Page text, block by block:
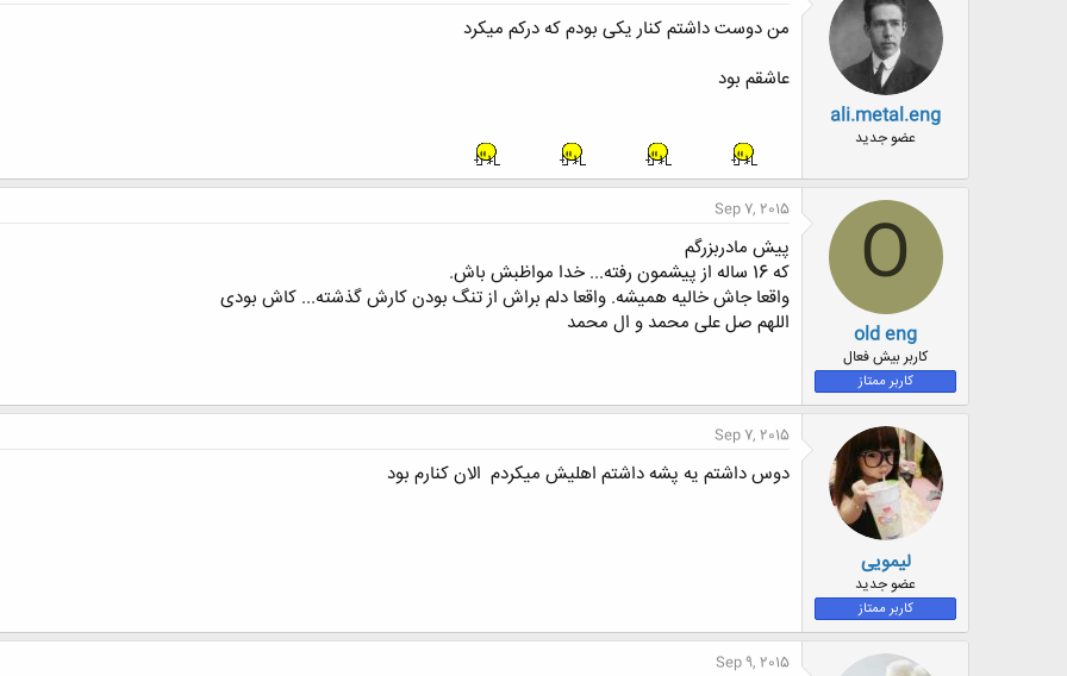
ه
ا
ali.metal.eng
عضو جدید
من دوست داشتم کنار یکی بودم که درکم میکرد
عاشقم بود
O
old eng
کاربر بیش فعال
کاربر ممتاز
Sep 7, 2015
پیش مادربزرگم
که 16 ساله از پیشمون رفته... خدا مواظبش باش.
واقعا جاش خالیه همیشه. واقعا دلم براش از تنگ بودن کارش گذشته... کاش بودی
اللهم صل علی محمد و ال محمد
لیمویی
عضو جدید
کاربر ممتاز
Sep 7, 2015
دوس داشتم یه پشه داشتم اهلیش میکردم الان کنارم بود
Sep 9, 2015